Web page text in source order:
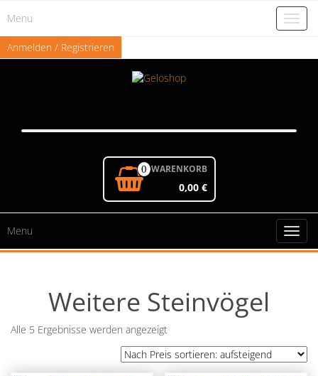
to
the
content
Menu
Anmelden / Registrieren
0 WARENKORB
0,00 €
Menu
Weitere Steinvögel
Alle 5 Ergebnisse werden angezeigtNach
sortiert: